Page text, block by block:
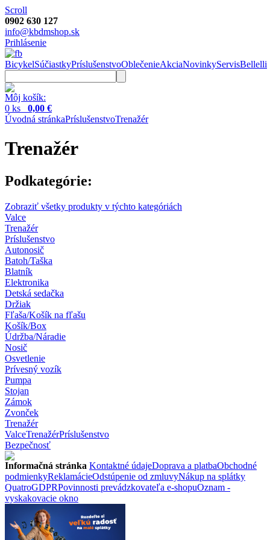
Scroll
0902 630 127
info@kbdmshop.sk
Prihlásenie
BicykelSúčiastkyPríslušenstvoOblečenieAkciaNovinkyServisBellelli
Môj košík:
0 ks 0,00 €
Úvodná stránkaPríslušenstvoTrenažér
Trenažér
Podkategórie:
Zobraziť všetky produkty v týchto kategóriách
Valce
Trenažér
Príslušenstvo
Autonosič
Batoh/Taška
Blatník
Elektronika
Detská sedačka
Držiak
Fľaša/Košík na fľašu
Košík/Box
Údržba/Náradie
Nosič
Osvetlenie
Prívesný vozík
Pumpa
Stojan
Zámok
Zvonček
Trenažér
ValceTrenažérPríslušenstvo
Bezpečnosť
Informačná stránka Kontaktné údajeDoprava a platbaObchodné
podmienkyReklamácieOdstúpenie od zmluvyNákup na splátky
QuatroGDPRPovinnosti prevádzkovateľa e-shopuOznam -
vyskakovacie okno